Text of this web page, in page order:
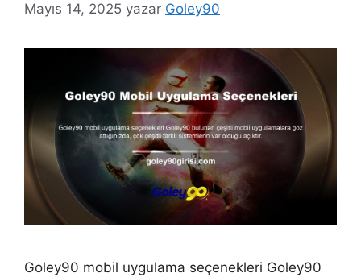
Mayıs 14, 2025 yazar Goley90
Goley90 mobil uygulama seçenekleri Goley90